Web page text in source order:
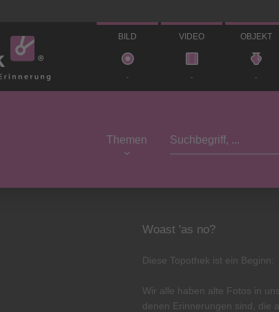
BILD
-
VIDEO
-
OBJEKT
-
Themen
Woast 'as no?
Diese Topothek ist ein Beginn:
Wir alle haben alte Fotos in
denen Erinnerungen sind, die